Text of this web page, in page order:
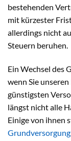
bestehenden
mit kürzester
allerdings nicht
Steuern beruhen.
Ein Wechsel des
wenn Sie
günstigsten
längst nicht alle
Einige von ihnen
Grundversorgung